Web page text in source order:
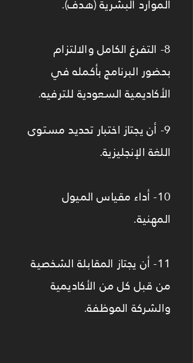
الموارد البشرية (هدف).
8- التفرغ الكامل والالتزام
بحضور البرنامج بأكمله في
الأكاديمية السعودية للترفيه.
9- أن يجتاز اختبار تحديد مستوى
اللغة الإنجليزية.
10- أداء مقياس الميول
المهنية.
11- أن يجتاز المقابلة الشخصية
من قبل كل من الأكاديمية
والشركة الموظفة.